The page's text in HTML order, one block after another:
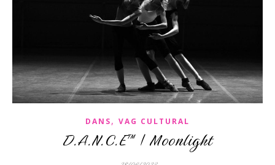
DANS, VAG CULTURAL
D.A.N.C.E™ | Moonlight